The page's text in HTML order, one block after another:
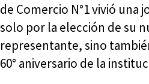
de Comercio N°1 vivió una
solo por la elección de su
representante, sino
60° aniversario de la